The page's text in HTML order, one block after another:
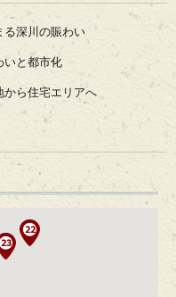
る深川の賑わい
いと都市化
から住宅エリアへ